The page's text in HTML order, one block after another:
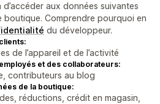
aux données suivantes
Comprendre pourquoi en
du développeur.
de l’appareil et de l’activité
et des collaborateurs:
contributeurs au blog
de la boutique:
réductions, crédit en magasin,